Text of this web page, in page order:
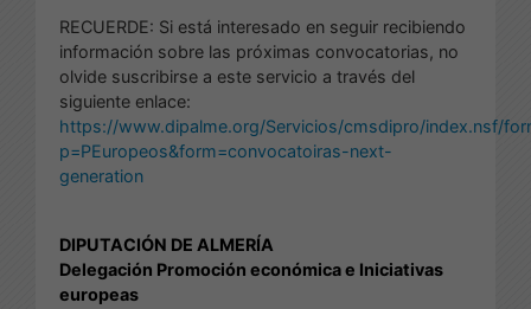
RECUERDE: Si está interesado en seguir recibiendo
información sobre las próximas convocatorias, no
olvide suscribirse a este servicio a través del
siguiente enlace:
https://www.dipalme.org/Servicios/cmsdipro/index.nsf/
p=PEuropeos&form=convocatoiras-next-
generation
DIPUTACIÓN DE ALMERÍA
Delegación Promoción económica e Iniciativas
europeas